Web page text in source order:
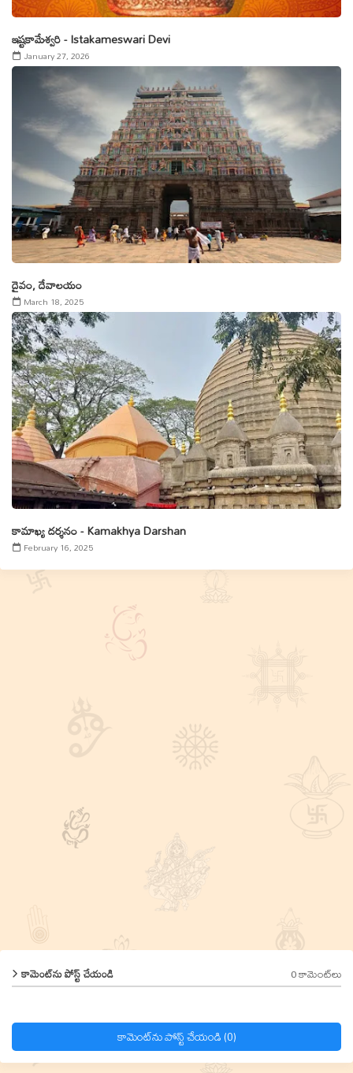
ఇష్టకామేశ్వరి - Istakameswari Devi
January 27, 2026
దైవం, దేవాలయం
March 18, 2025
కామాఖ్య దర్శనం - Kamakhya Darshan
February 16, 2025
కామెంట్‌ను పోస్ట్ చేయండి 0 కామెంట్‌లు
కామెంట్‌ను పోస్ట్ చేయండి (0)